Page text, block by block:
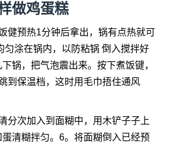
做鸡蛋糕
健预热1分钟后拿出，锅有点热就可
匀涂在锅内，以防粘锅 倒入搅拌好
锅，把气泡震出来。按下煮饭键，
到保温档，这时用毛巾捂住通风
分次加入到面糊中，用木铲子子上
清糊拌匀。6。将面糊倒入已经预